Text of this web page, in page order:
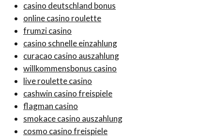
casino deutschland bonus
online casino roulette
frumzi casino
casino schnelle einzahlung
curacao casino auszahlung
willkommensbonus casino
live roulette casino
cashwin casino freispiele
flagman casino
smokace casino auszahlung
cosmo casino freispiele